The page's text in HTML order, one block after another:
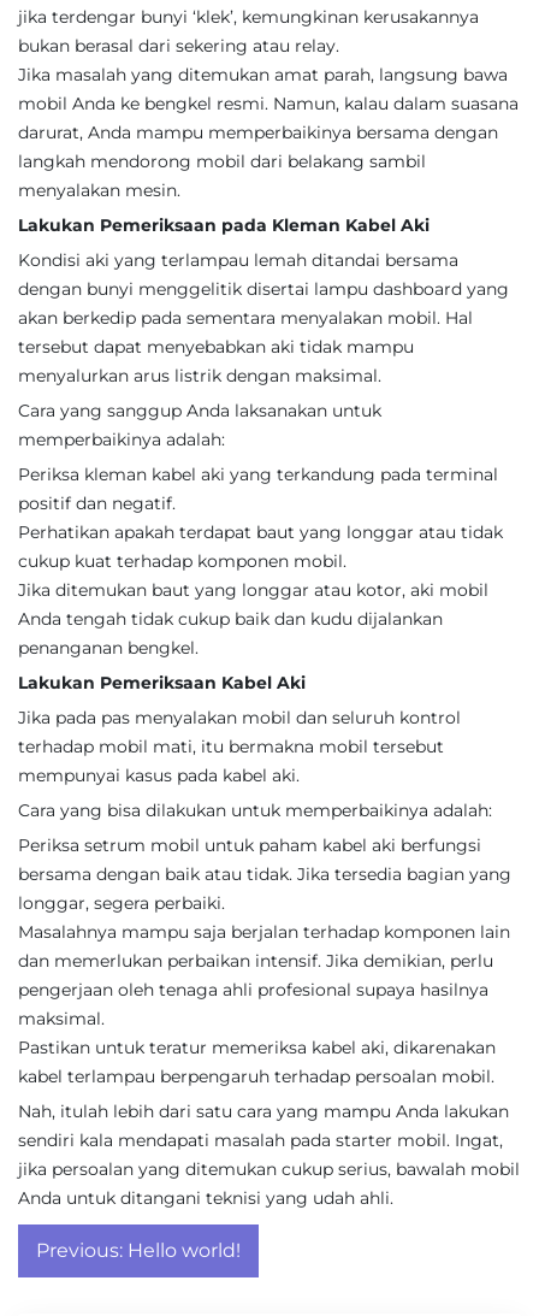
jika terdengar bunyi ‘klek’, kemungkinan kerusakannya
bukan berasal dari sekering atau relay.
Jika masalah yang ditemukan amat parah, langsung bawa
mobil Anda ke bengkel resmi. Namun, kalau dalam suasana
darurat, Anda mampu memperbaikinya bersama dengan
langkah mendorong mobil dari belakang sambil
menyalakan mesin.
Lakukan Pemeriksaan pada Kleman Kabel Aki
Kondisi aki yang terlampau lemah ditandai bersama
dengan bunyi menggelitik disertai lampu dashboard yang
akan berkedip pada sementara menyalakan mobil. Hal
tersebut dapat menyebabkan aki tidak mampu
menyalurkan arus listrik dengan maksimal.
Cara yang sanggup Anda laksanakan untuk
memperbaikinya adalah:
Periksa kleman kabel aki yang terkandung pada terminal
positif dan negatif.
Perhatikan apakah terdapat baut yang longgar atau tidak
cukup kuat terhadap komponen mobil.
Jika ditemukan baut yang longgar atau kotor, aki mobil
Anda tengah tidak cukup baik dan kudu dijalankan
penanganan bengkel.
Lakukan Pemeriksaan Kabel Aki
Jika pada pas menyalakan mobil dan seluruh kontrol
terhadap mobil mati, itu bermakna mobil tersebut
mempunyai kasus pada kabel aki.
Cara yang bisa dilakukan untuk memperbaikinya adalah:
Periksa setrum mobil untuk paham kabel aki berfungsi
bersama dengan baik atau tidak. Jika tersedia bagian yang
longgar, segera perbaiki.
Masalahnya mampu saja berjalan terhadap komponen lain
dan memerlukan perbaikan intensif. Jika demikian, perlu
pengerjaan oleh tenaga ahli profesional supaya hasilnya
maksimal.
Pastikan untuk teratur memeriksa kabel aki, dikarenakan
kabel terlampau berpengaruh terhadap persoalan mobil.
Nah, itulah lebih dari satu cara yang mampu Anda lakukan
sendiri kala mendapati masalah pada starter mobil. Ingat,
jika persoalan yang ditemukan cukup serius, bawalah mobil
Anda untuk ditangani teknisi yang udah ahli.
Post
navigation
Previous: Hello world!